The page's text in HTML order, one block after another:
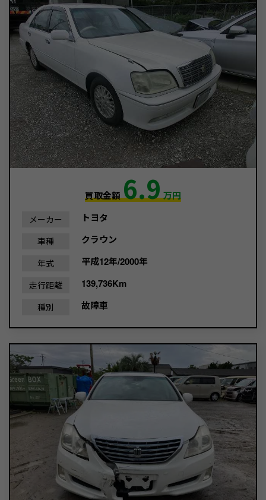
買取金額6.9万円
メーカー トヨタ
車種 クラウン
年式 平成12年/2000年
走行距離 139,736Km
種別 故障車